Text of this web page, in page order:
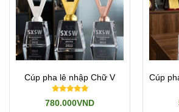
Cúp pha lê nhập Chữ V
780.000VND
Cúp